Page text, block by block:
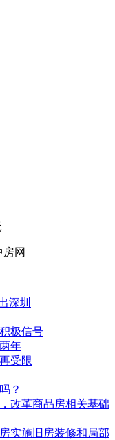
房网
深圳
极信号
年
受限
？
改革商品房相关基础
实施旧房装修和局部